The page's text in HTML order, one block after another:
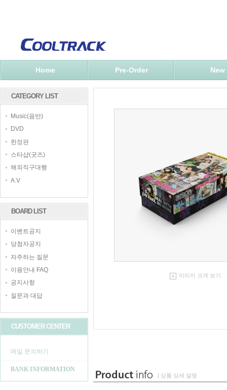
Home Pre-Order New
CATEGORY LIST
Music(음반)
DVD
한정판
스타샵(굿즈)
해외직구대행
A.V
BOARD LIST
이벤트공지
당첨자공지
자주하는 질문
이용안내 FAQ
공지사항
질문과 대답
CUSTOMER CENTER
메일 문의하기
BANK INFORMATION
이미지 크게 보기
| 상품 상세 설명